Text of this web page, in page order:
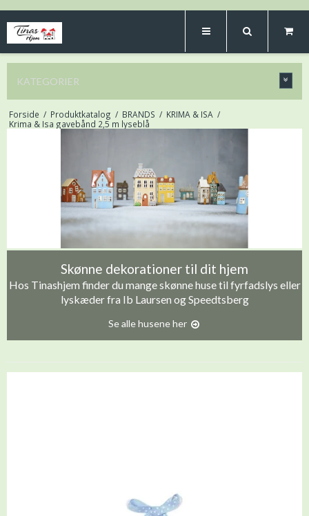
KATEGORIER
Forside / Produktkatalog / BRANDS / KRIMA & ISA /
Krima & Isa gavebånd 2,5 m lyseblå
Skønne dekorationer til dit hjem
Hos Tinashjem finder du mange skønne huse til fyrfadslys eller
lyskæder fra Ib Laursen og Speedtsberg
Se alle husene her